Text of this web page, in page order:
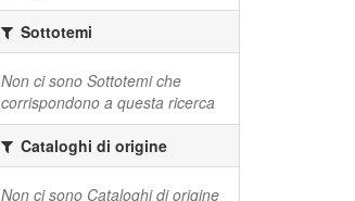
Sottotemi
Non ci sono Sottotemi che
corrispondono a questa ricerca
Cataloghi di origine
Non ci sono Cataloghi di origine